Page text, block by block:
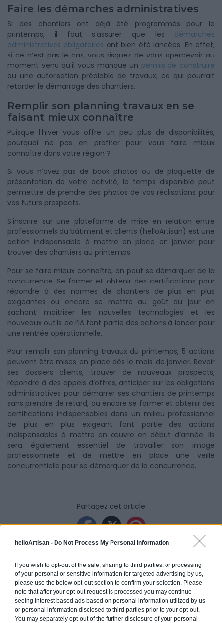
helloArtisan - Do Not Process My Personal Information
If you wish to opt-out of the sale, sharing to third parties, or processing
of your personal or sensitive information for targeted advertising by us,
please use the below opt-out section to confirm your selection. Please
note that after your opt-out request is processed you may continue
seeing interest-based ads based on personal information utilized by us
or personal information disclosed to third parties prior to your opt-out.
You may separately opt-out of the further disclosure of your personal
Faire les démarches administratives
Si des chantiers ont déjà été programmés pour le
printemps, il faut s’assurer que les démarches
administratives obligatoires ont bien été lancées. En effet,
si ce n’est pas le cas, vous risquez de vous apercevoir au
moment venu qu’il vous manque un permis de construire
ou une autorisation préalable de travaux, ce qui pourrait
retarder le démarrage des chantiers.
Remplir son planning travaux en se
faisant mieux connaître
Puisque l’hiver vous offre un peu plus de disponibilités,
pourquoi ne pas en profiter pour vous faire mieux
connaître dans votre région ?
Si vous n’avez pas de book photos ou de plaquette de
présentation de votre activité, le temps disponible peut
permettre de prendre des photos de vos réalisations pour
vos futurs prospects.
S’inscrire sur une plateforme de mise en relation entre
professionnels du bâtiment et clients (helloArtisan) est une
action indispensable à mettre en place en janvier pour
trouver des chantiers au printemps.
Pour se faire mieux connaître, on peut se démarquer de la
concurrence. Se former et obtenir des certifications pour
répondre à des normes de chantiers de plus en plus
exigeantes ou encore se mettre au goût du jour en
sachant maîtriser les nouvelles technologies et les
nouveaux outils de l’IA font partie des actions à lancer pour
une rentrée opérationnelle.
Pour remplir son planning travaux du printemps, 5 actions
peuvent être mises en place dès le mois de janvier. Revoir
ses dossiers clients, trouver de nouveaux prospects,
répondre à des appels d’offres, anticiper sur les obligations
administratives pour démarrer ses chantiers de printemps
sans prendre de retard, ou encore se former et obtenir des
certifications indispensables dans un milieu professionnel
de plus en plus exigeant font partie des actions
indispensables à mettre en œuvre en début d’année. Ils
sera également essentiel de travailler son image
professionnelle et de mettre en place une veille
concurrentielle pour se démarquer de la concurrence.
Partagez cet article
Vous souhaitez une estimation
pour vos travaux ?
helloArtisan vous accompagne de la simple